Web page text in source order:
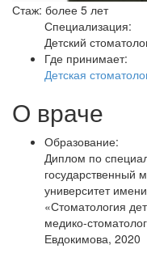
Стаж: более 5 лет
Специализация:
Детский
Где принимает:
Детская
О враче
Образование:
Диплом по
государственный
университет
«Стоматология
медико-
Евдокимова, 2020